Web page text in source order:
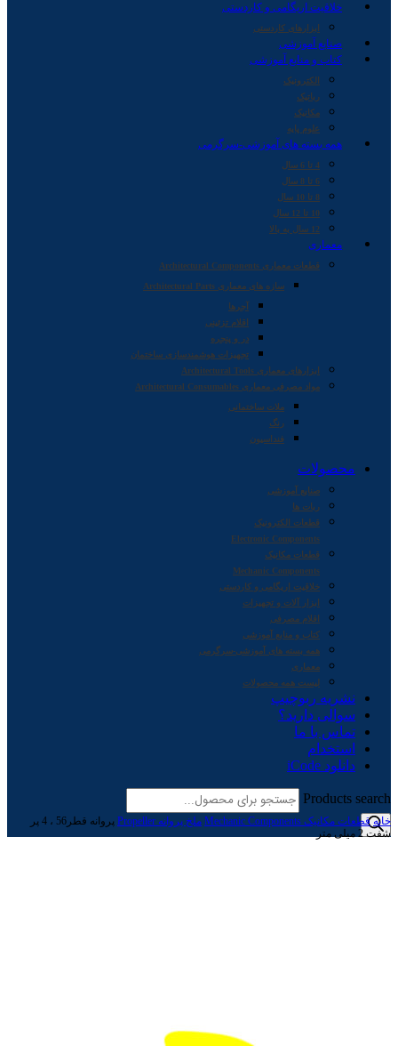
خلاقیت اریگامی و کاردستی
ابزارهای کاردستی
صنایع آموزشی
کتاب و منابع آموزشی
الکترونیک
رباتیک
مکانیک
علوم پایه
همه بسته های آموزشی-سرگرمی
4 تا 6 سال
6 تا 8 سال
8 تا 10 سال
10 تا 12 سال
12 سال به بالا
معماری
قطعات معماری Architectural Components
سازه های معماری Architectural Parts
آجرها
اقلام تزئینی
در و پنجره
تجهیزات هوشمندسازی ساختمان
ابزارهای معماری Architectural Tools
مواد مصرفی معماری Architectural Consumables
ملات ساختمانی
رنگ
فنداسیون
محصولات
صنایع آموزشی
ربات ها
قطعات الکترونیک
Electronic Components
قطعات مکانیک
Mechanic Components
خلاقیت اریگامی و کاردستی
ابزار آلات و تجهیزات
اقلام مصرفی
کتاب و منابع آموزشی
همه بسته های آموزشی-سرگرمی
معماری
لیست همه محصولات
نشریه ربوچیپ
سوالی دارید؟
تماس با ما
استخدام
دانلود iCode
Products search
خانه قطعات مکانیک Mechanic Components ملخ پروانه Propeller
پروانه قطر56 ، 4 پر
شفت 2 میلی متر